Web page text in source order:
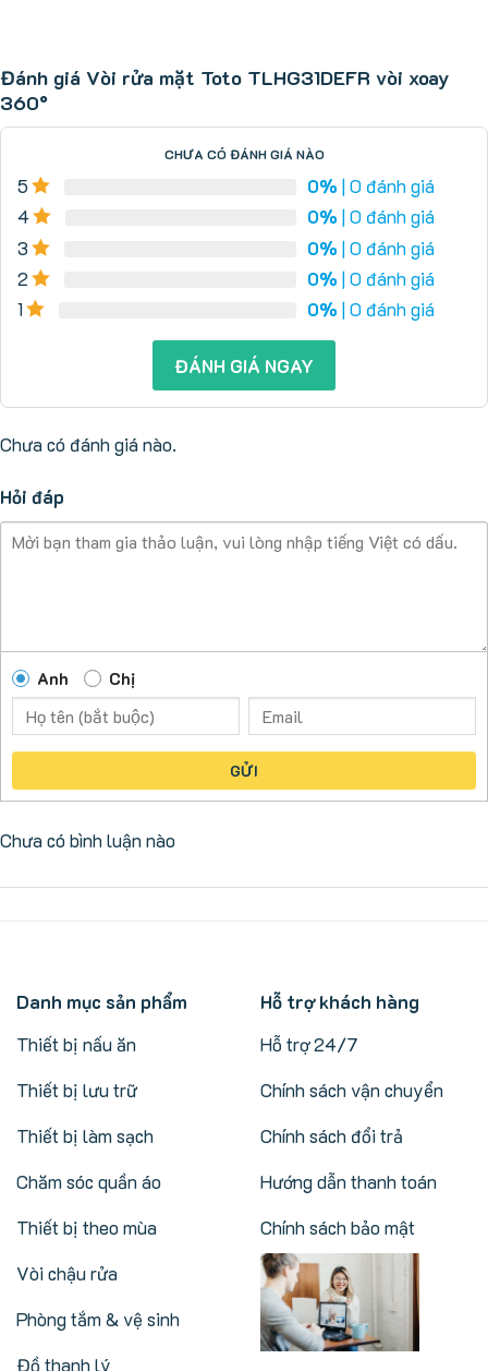
Đánh giá Vòi rửa mặt Toto TLHG31DEFR vòi xoay
360°
CHƯA CÓ ĐÁNH GIÁ NÀO
5 0% | 0 đánh giá
4
0% | 0 đánh giá
3
0% | 0 đánh giá
2
0% | 0 đánh giá
1
0% | 0 đánh giá
ĐÁNH GIÁ NGAY
Chưa có đánh giá nào.
Hỏi đáp
Anh Chị
GỬI
Chưa có bình luận nào
Danh mục sản phẩm
Thiết bị nấu ăn
Thiết bị lưu trữ
Thiết bị làm sạch
Chăm sóc quần áo
Thiết bị theo mùa
Vòi chậu rửa
Phòng tắm & vệ sinh
Đồ thanh lý
Hỗ trợ khách hàng
Hỗ trợ 24/7
Chính sách vận chuyển
Chính sách đổi trả
Hướng dẫn thanh toán
Chính sách bảo mật